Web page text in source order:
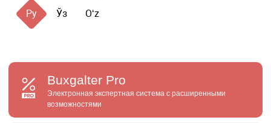
Ру Ўз Oʻz
Buxgalter Pro
Электронная экспертная система с расширенными
возможностями